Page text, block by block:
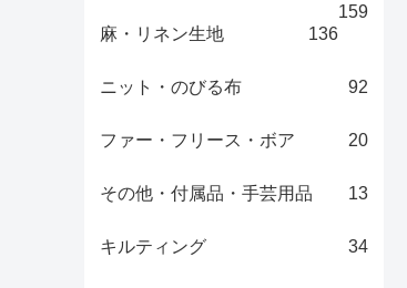
159
麻・リネン生地
136
ニット・のびる布 92
ファー・フリース・ボア 20
その他・付属品・手芸用品 13
キルティング 34